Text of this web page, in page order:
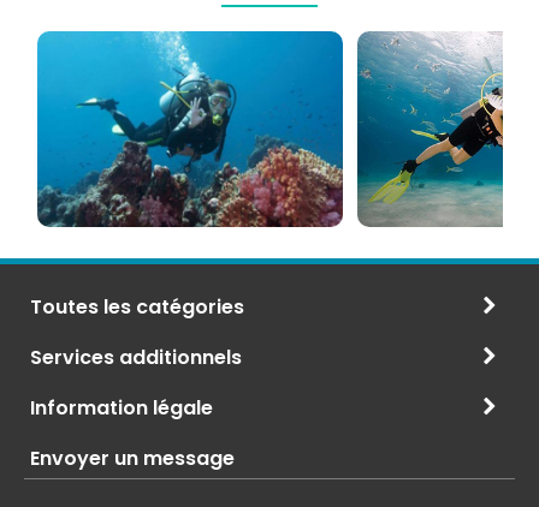
de
Sous-
marine
à
Maurice
Toutes les catégories
Services additionnels
Information légale
Envoyer un message